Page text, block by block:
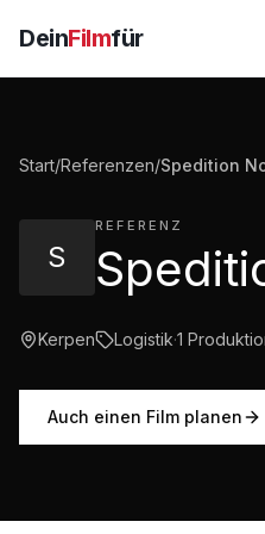
DeinFilmfür
Start/Referenzen/Spedition
S
REFERENZ
Kerpen Logistik·1
Auch einen Film planen